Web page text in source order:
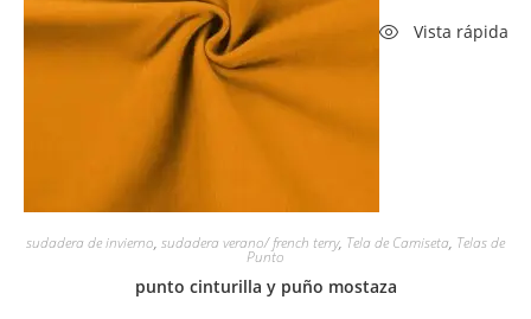
Vista rápida
sudadera de invierno, sudadera verano/ french terry, Tela de Camiseta, Telas de
Punto
punto cinturilla y puño mostaza